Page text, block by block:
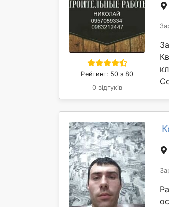
Рейтинг: 50 з 80
0 відгуків